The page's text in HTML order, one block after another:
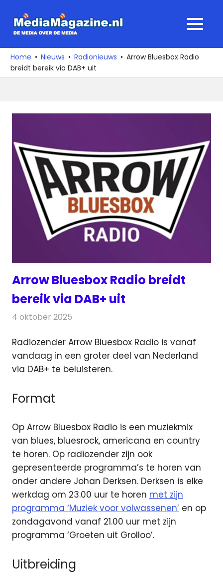
naar
media
over
de
MENU
Home Nieuws Radionieuws
Arrow Bluesbox Radio
breidt bereik via DAB+ uit
Arrow Bluesbox Radio breidt
bereik via DAB+ uit
4 oktober 2025
Radiozender Arrow Bluesbox Radio is vanaf
vandaag in een groter deel van Nederland
via DAB+ te beluisteren.
Format
Op Arrow Bluesbox Radio is een muziekmix
van blues, bluesrock, americana en country
te horen. Op radiozender zijn ook
gepresenteerde programma’s te horen van
onder andere Johan Derksen. Derksen is elke
werkdag om 23.00 uur te horen met zijn
programma ‘Muziek voor volwassenen’ en op
zondagavond vanaf 21.00 uur met zijn
programma ‘Groeten uit Grolloo’.
Uitbreiding